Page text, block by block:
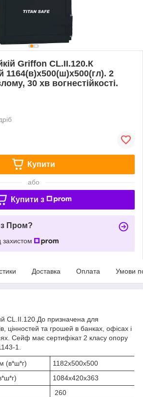
Griffon CL.II.120.К
1164(в)х500(ш)х500(гл). 2
30 хв вогнестійкості.
Купити
або
Купити з
з Пром?
захистом
Доставка Оплата Умови
CL.II.120.До призначена для
цінностей та грошей в банках, офісах і
Сейф має сертифікат 2 класу опору
1.
(в*ш*г)
1182х500х500
1084х420х363
260